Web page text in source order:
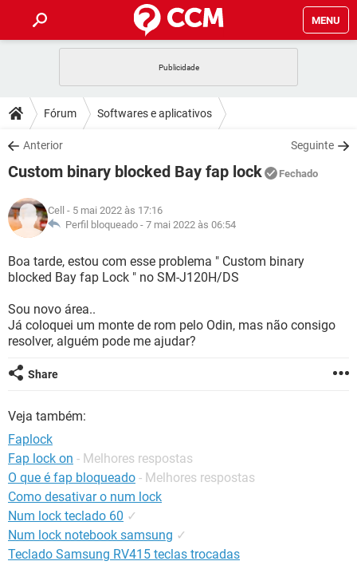
MENU
CELULAR FACEBOOK
OUTLOOK
INSTAGRAM GMAIL
GUIA DE COMPRAS
DICAS
JOGOS WHATSAPP
INSTAGRAM
GUIA DE COMPRAS
DOWNLOADS
JOGOS WHATSAPP
CELULAR
OUTLOOK EXCEL
INSTAGRAM GMAIL
GUIA DE COMPRAS
JOGOS
CELULAR
OUTLOOK EXCEL
GUIA DE COMPRAS
GLOSSÁRIO
WHATSAPP
CELULAR FACEBOOK
OUTLOOK
INSTAGRAM GMAIL
GUIA DE COMPRAS
Fórum Softwares e aplicativos
Anterior Seguinte
Custom binary blocked Bay fap lock Fechado
Cell - 5 mai 2022 às 17:16
Perfil bloqueado - 7 mai 2022 às 06:54
Boa tarde, estou com esse problema " Custom binary
blocked Bay fap Lock " no SM-J120H/DS
Sou novo área..
Já coloquei um monte de rom pelo Odin, mas não consigo
resolver, alguém pode me ajudar?
Share
Veja também:
Faplock
Fap lock on - Melhores respostas
O que é fap bloqueado - Melhores respostas
Como desativar o num lock
Num lock teclado 60 ✓
Num lock notebook samsung ✓
Teclado Samsung RV415 teclas trocadas